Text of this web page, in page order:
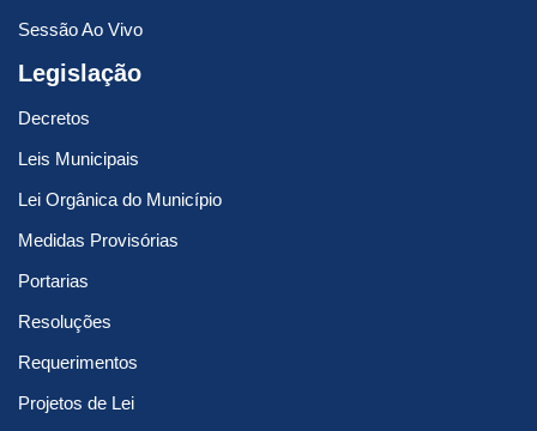
Sessão Ao Vivo
Legislação
Decretos
Leis Municipais
Lei Orgânica do Município
Medidas Provisórias
Portarias
Resoluções
Requerimentos
Projetos de Lei